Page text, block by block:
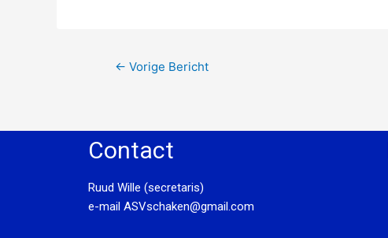
← Vorige Bericht
Contact
Ruud Wille (secretaris)
e-mail ASVschaken@gmail.com